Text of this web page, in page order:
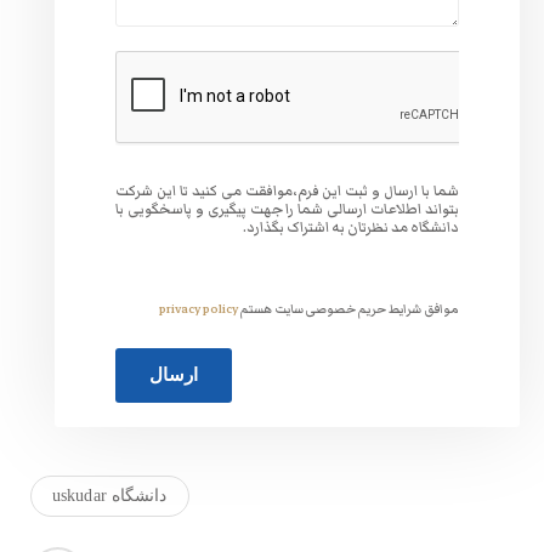
می کنید تا این شرکت
جهت پیگیری و پاسخگویی با
privacy policy